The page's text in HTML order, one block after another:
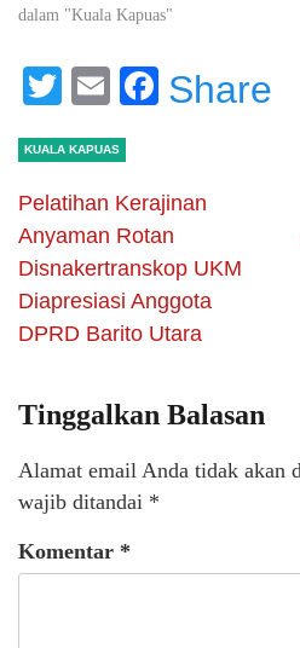
dalam "Kuala Kapuas"
Twitter
EmailShare
KUALA KAPUAS
Pelatihan Kerajinan
Anyaman Rotan
Disnakertranskop UKM
Diapresiasi Anggota
DPRD Barito Utara
Tinggalkan Balasan
Alamat email Anda tidak akan
wajib ditandai *
Komentar *